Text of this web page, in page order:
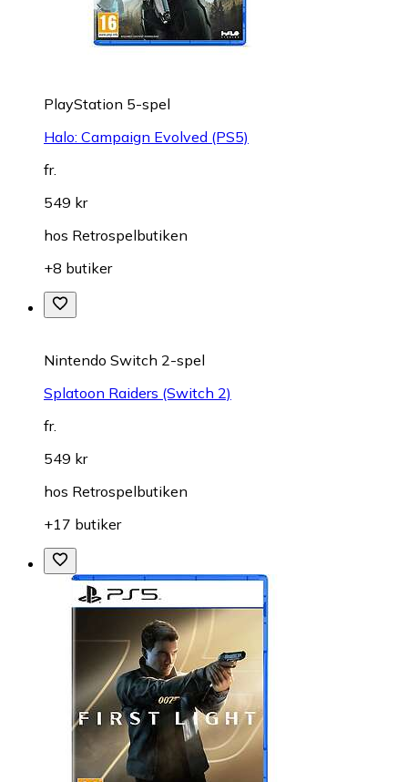
PlayStation 5-spel
Halo: Campaign Evolved (PS5)
fr.
549 kr
hos Retrospelbutiken
+8 butiker
Nintendo Switch 2-spel
Splatoon Raiders (Switch 2)
fr.
549 kr
hos Retrospelbutiken
+17 butiker